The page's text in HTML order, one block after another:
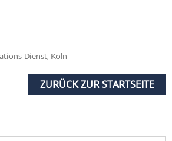
Dienst, Köln
ZURÜCK ZUR STARTSEITE